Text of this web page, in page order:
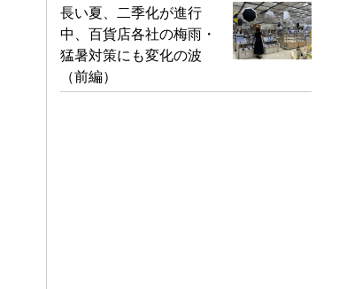
長い夏、二季化が進行
中、百貨店各社の梅雨・
猛暑対策にも変化の波
（前編）